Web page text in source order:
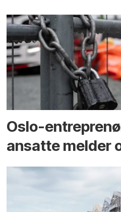
Oslo-
ansatte melder